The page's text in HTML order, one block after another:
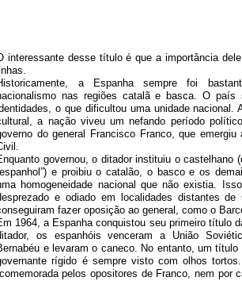
interessante desse título é que a importância
a Espanha sempre foi
nas regiões catalã e basca. O país
o que dificultou uma unidade nacional.
a nação viveu um nefando período
do general Francisco Franco, que emergiu
governou, o ditador instituiu o castelhano
e proibiu o catalão, o basco e os
homogeneidade nacional que não existia.
e odiado em localidades distantes
fazer oposição ao general, como o
1964, a Espanha conquistou seu primeiro título
os espanhóis venceram a União
e levaram o caneco. No entanto, um
rígido é sempre visto com olhos
pelos opositores de Franco, nem por